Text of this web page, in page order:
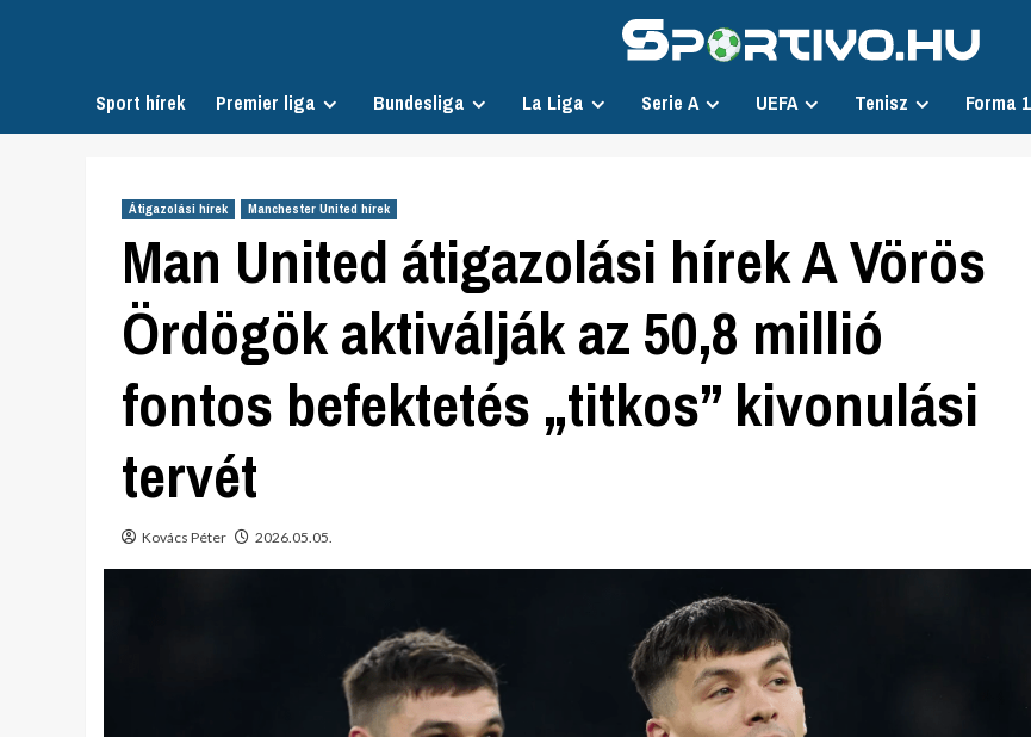
Sport hírek Premier liga Bundesliga La Liga Serie A UEFA Tenisz Forma 1
Átigazolási hírek Manchester United hírek
Man United átigazolási hírek A Vörös
Ördögök aktiválják az 50,8 millió
fontos befektetés „titkos” kivonulási
tervét
Kovács Péter 2026.05.05.